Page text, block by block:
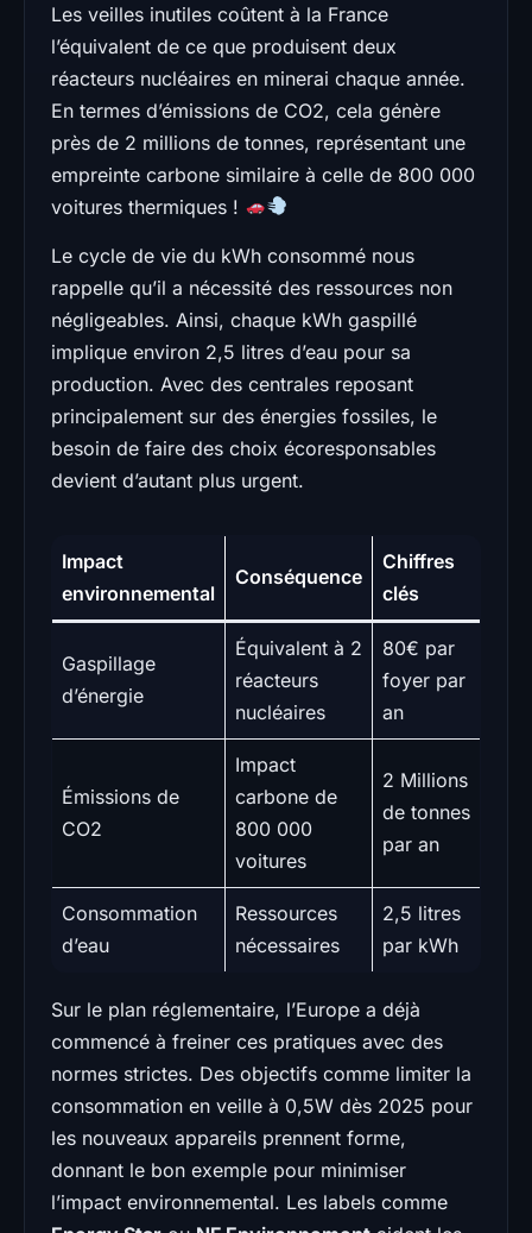
Les veilles inutiles coûtent à la France
l’équivalent de ce que produisent deux
réacteurs nucléaires en minerai chaque année.
En termes d’émissions de CO2, cela génère
près de 2 millions de tonnes, représentant une
empreinte carbone similaire à celle de 800 000
voitures thermiques !
Le cycle de vie du kWh consommé nous
rappelle qu’il a nécessité des ressources non
négligeables. Ainsi, chaque kWh gaspillé
implique environ 2,5 litres d’eau pour sa
production. Avec des centrales reposant
principalement sur des énergies fossiles, le
besoin de faire des choix écoresponsables
devient d’autant plus urgent.
Impact
environnemental
Conséquence
Chiffres
clés
Gaspillage
d’énergie
Équivalent à 2
réacteurs
nucléaires
80€ par
foyer par
an
Émissions de
CO2
Impact
carbone de
800 000
voitures
2 Millions
de tonnes
par an
Consommation
d’eau
Ressources
nécessaires
2,5 litres
par kWh
Sur le plan réglementaire, l’Europe a déjà
commencé à freiner ces pratiques avec des
normes strictes. Des objectifs comme limiter la
consommation en veille à 0,5W dès 2025 pour
les nouveaux appareils prennent forme,
donnant le bon exemple pour minimiser
l’impact environnemental. Les labels comme